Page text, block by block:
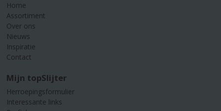
Home
Assortiment
Over ons
Nieuws
Inspiratie
Contact
Mijn topSlijter
Herroepingsformulier
Interessante links